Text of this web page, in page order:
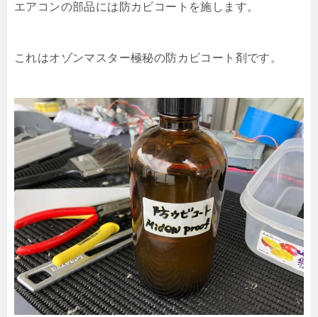
エアコンの部品には防カビコートを施します。
これはオゾンマスター極秘の防カビコート剤です。